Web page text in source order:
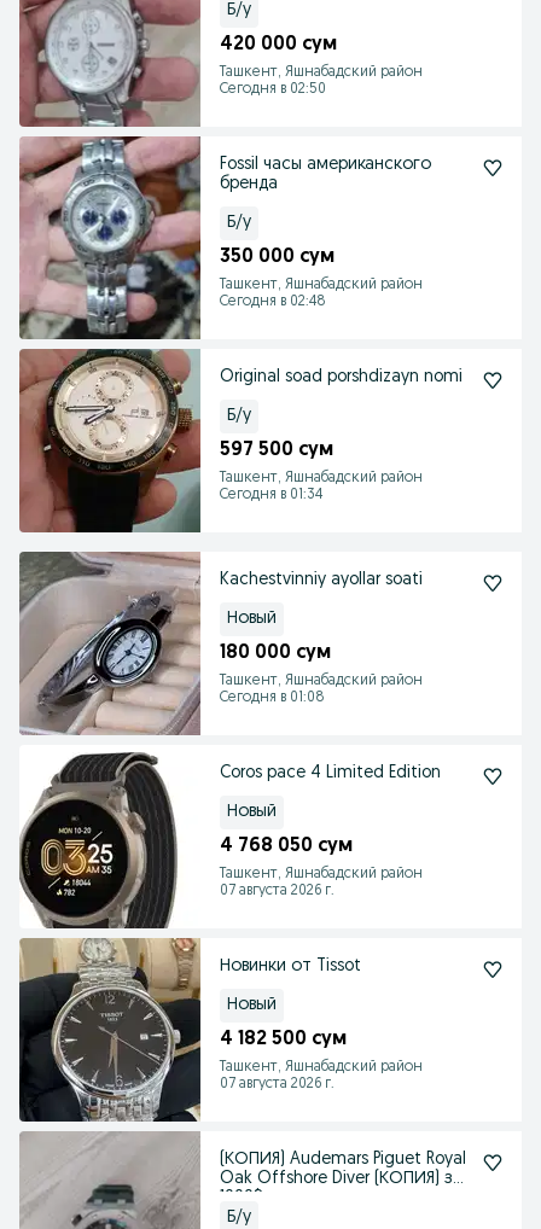
Б/у
420 000 сум
Ташкент, Яшнабадский район
Сегодня в 02:50
Fossil часы американского
бренда
Б/у
350 000 сум
Ташкент, Яшнабадский район
Сегодня в 02:48
Original soad porshdizayn nomi
Б/у
597 500 сум
Ташкент, Яшнабадский район
Сегодня в 01:34
Kachestvinniy ayollar soati
Новый
180 000 сум
Ташкент, Яшнабадский район
Сегодня в 01:08
Coros pace 4 Limited Edition
Новый
4 768 050 сум
Ташкент, Яшнабадский район
07 августа 2026 г.
Новинки от Tissot
Новый
4 182 500 сум
Ташкент, Яшнабадский район
07 августа 2026 г.
(КОПИЯ) Audemars Piguet Royal
Oak Offshore Diver (КОПИЯ) за
Б/у